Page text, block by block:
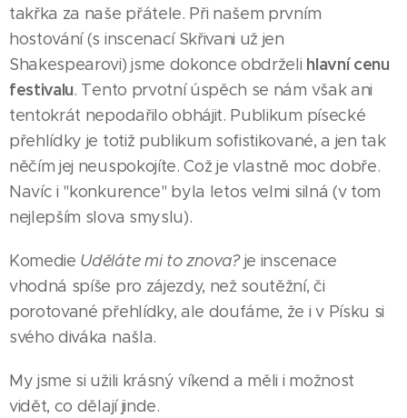
takřka za naše přátele. Při našem prvním
hostování (s inscenací Skřivani už jen
Shakespearovi) jsme dokonce obdrželi hlavní cenu
festivalu. Tento prvotní úspěch se nám však ani
tentokrát nepodařilo obhájit. Publikum písecké
přehlídky je totiž publikum sofistikované, a jen tak
něčím jej neuspokojíte. Což je vlastně moc dobře.
Navíc i "konkurence" byla letos velmi silná (v tom
nejlepším slova smyslu).
Komedie Uděláte mi to znova?je inscenace
vhodná spíše pro zájezdy, než soutěžní, či
porotované přehlídky, ale doufáme, že i v Písku si
svého diváka našla.
My jsme si užili krásný víkend a měli i možnost
vidět, co dělají jinde.